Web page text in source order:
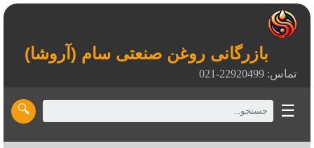
بازرگانی روغن صنعتی سام (آروشا)
تماس: 22920499-021
☰
🔍